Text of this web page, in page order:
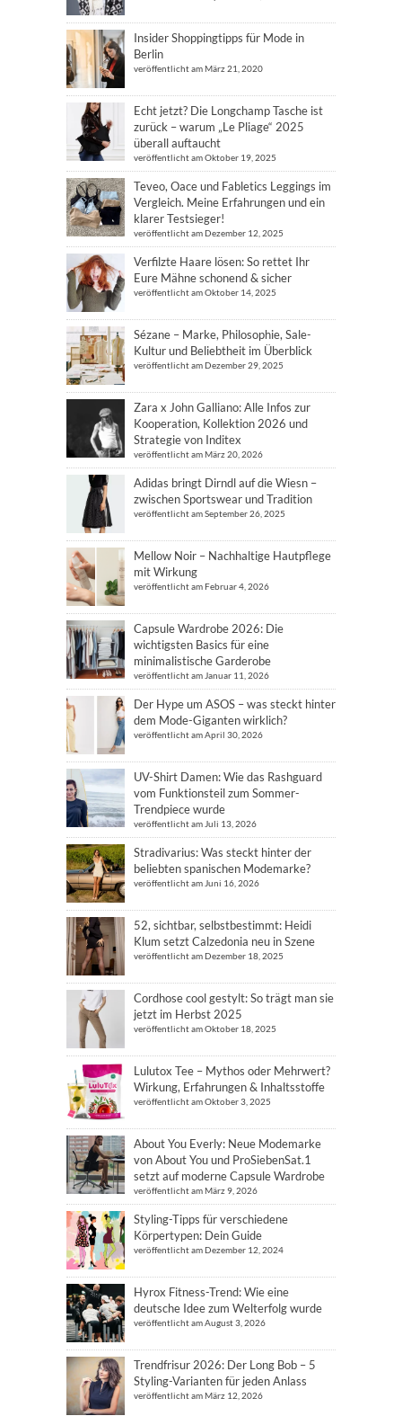
Insider Shoppingtipps für Mode in
Berlin
veröffentlicht am März 21, 2020
Echt jetzt? Die Longchamp Tasche ist
zurück – warum „Le Pliage“ 2025
überall auftaucht
veröffentlicht am Oktober 19, 2025
Teveo, Oace und Fabletics Leggings im
Vergleich. Meine Erfahrungen und ein
klarer Testsieger!
veröffentlicht am Dezember 12, 2025
Verfilzte Haare lösen: So rettet Ihr
Eure Mähne schonend & sicher
veröffentlicht am Oktober 14, 2025
Sézane – Marke, Philosophie, Sale-
Kultur und Beliebtheit im Überblick
veröffentlicht am Dezember 29, 2025
Zara x John Galliano: Alle Infos zur
Kooperation, Kollektion 2026 und
Strategie von Inditex
veröffentlicht am März 20, 2026
Adidas bringt Dirndl auf die Wiesn –
zwischen Sportswear und Tradition
veröffentlicht am September 26, 2025
Mellow Noir – Nachhaltige Hautpflege
mit Wirkung
veröffentlicht am Februar 4, 2026
Capsule Wardrobe 2026: Die
wichtigsten Basics für eine
minimalistische Garderobe
veröffentlicht am Januar 11, 2026
Der Hype um ASOS – was steckt hinter
dem Mode-Giganten wirklich?
veröffentlicht am April 30, 2026
UV-Shirt Damen: Wie das Rashguard
vom Funktionsteil zum Sommer-
Trendpiece wurde
veröffentlicht am Juli 13, 2026
Stradivarius: Was steckt hinter der
beliebten spanischen Modemarke?
veröffentlicht am Juni 16, 2026
52, sichtbar, selbstbestimmt: Heidi
Klum setzt Calzedonia neu in Szene
veröffentlicht am Dezember 18, 2025
Cordhose cool gestylt: So trägt man sie
jetzt im Herbst 2025
veröffentlicht am Oktober 18, 2025
Lulutox Tee – Mythos oder Mehrwert?
Wirkung, Erfahrungen & Inhaltsstoffe
veröffentlicht am Oktober 3, 2025
About You Everly: Neue Modemarke
von About You und ProSiebenSat.1
setzt auf moderne Capsule Wardrobe
veröffentlicht am März 9, 2026
Styling-Tipps für verschiedene
Körpertypen: Dein Guide
veröffentlicht am Dezember 12, 2024
Hyrox Fitness-Trend: Wie eine
deutsche Idee zum Welterfolg wurde
veröffentlicht am August 3, 2026
Trendfrisur 2026: Der Long Bob – 5
Styling-Varianten für jeden Anlass
veröffentlicht am März 12, 2026